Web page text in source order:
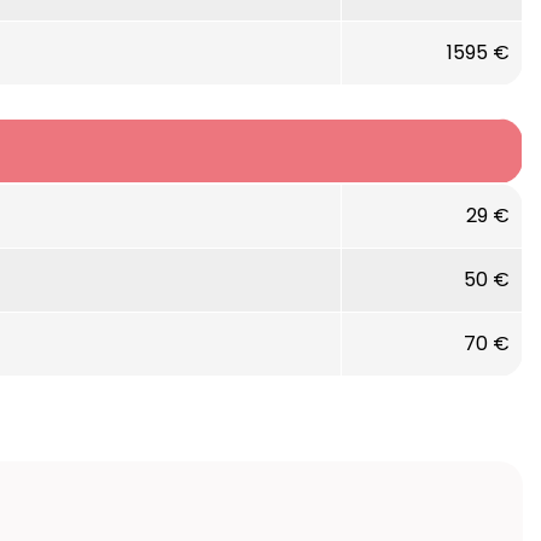
qui s'ouvre / Pont principal : fenêtre
1595 €
29 €
50 €
70 €